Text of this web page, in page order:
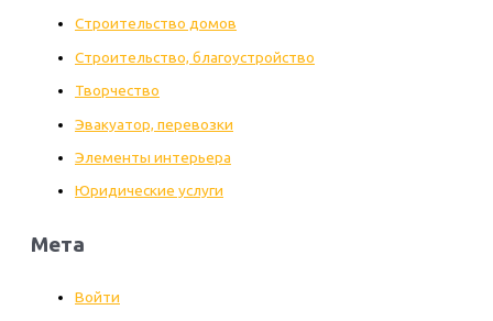
Строительство домов
Строительство, благоустройство
Творчество
Эвакуатор, перевозки
Элементы интерьера
Юридические услуги
Мета
Войти